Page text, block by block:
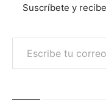
Suscríbete y
Escribe tu correo electrónico…